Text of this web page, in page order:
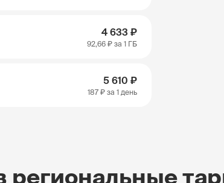
4 633 ₽
92,66 ₽ за 1 ГБ
5 610 ₽
187 ₽ за 1 день
региональные